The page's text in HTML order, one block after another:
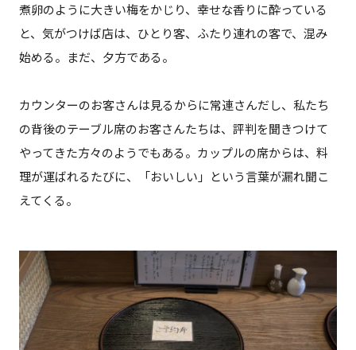
煮卵のように大きい梅をかじり、幸せな香りに酔っている
と、気がつけば店は、ひとり客、ふたり連れの客で、混み
始める。まだ、夕方である。
カウンターのお客さんは見るからに常連さんだし、私たち
の背後のテーブル席のお客さんたちは、評判を聞きつけて
やってきた方々のようでもある。カップルの席からは、料
理が運ばれるたびに、「おいしい」という言葉が漏れ聞こ
えてくる。